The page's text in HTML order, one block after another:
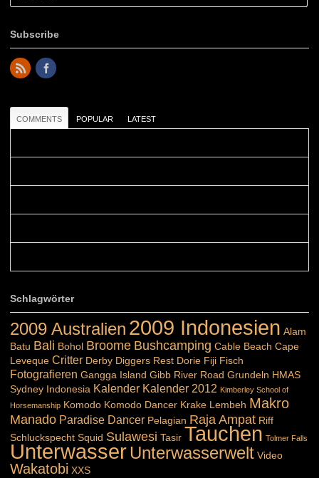
Subscribe
COMMENTS POPULAR LATEST
Schlagwörter
2009 Australien 2009 Indonesien Alam
Batu Bali Bohol Broome Bushcamping Cable Beach Cape
Leveque Critter Derby Diggers Rest Dorie Fiji Fisch
Fotografieren Gangga Island Gibb River Road Grundeln HMAS
Sydney Indonesia Kalender Kalender 2012 Kimberley School of
Horsemanship Komodo Komodo Dancer Krake Lembeh Makro
Manado Paradise Dancer Pelagian Raja Ampat Riff
Schluckspecht Squid Sulawesi Tasir Tauchen Tolmer Falls
UnterwasserUnterwasserwelt Video
Wakatobi XXS